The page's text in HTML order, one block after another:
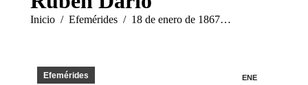
Estás aquí:
Inicio Efemérides 18 de enero de 1867…
ENE
Efemérides